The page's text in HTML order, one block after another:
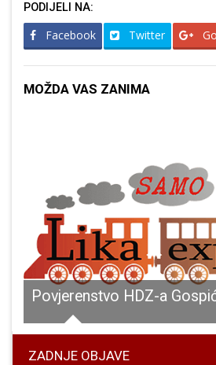
PODIJELI NA:
Facebook Twitter
MOŽDA VAS ZANIMA
ZADNJE OBJAVE